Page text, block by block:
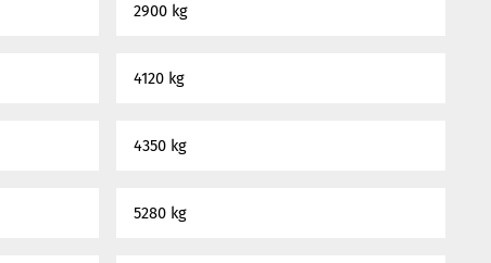
2900 kg
4120 kg
4350 kg
5280 kg